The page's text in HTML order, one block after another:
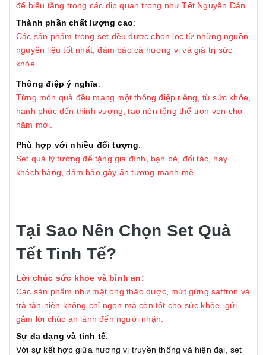
để biếu tặng trong các dịp quan trọng như Tết Nguyên Đán.
Thành phần chất lượng cao:
Các sản phẩm trong set đều được chọn lọc từ những nguồn
nguyên liệu tốt nhất, đảm bảo cả hương vị và giá trị sức
khỏe.
Thông điệp ý nghĩa:
Từng món quà đều mang một thông điệp riêng, từ sức khỏe,
hạnh phúc đến thịnh vượng, tạo nên tổng thể trọn vẹn cho
năm mới.
Phù hợp với nhiều đối tượng:
Set quà lý tưởng để tặng gia đình, bạn bè, đối tác, hay
khách hàng, đảm bảo gây ấn tượng mạnh mẽ.
Tại Sao Nên Chọn Set Quà
Tết Tinh Tế?
Lời chúc sức khỏe và bình an:
Các sản phẩm như mật ong thảo dược, mứt gừng saffron và
trà tân niên không chỉ ngon mà còn tốt cho sức khỏe, gửi
gắm lời chúc an lành đến người nhận.
Sự đa dạng và tinh tế:
Với sự kết hợp giữa hương vị truyền thống và hiện đại, set